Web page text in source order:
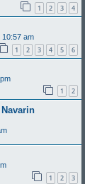
1 2 3 4
10:57 am
1 2 3 4 5 6
1 2
1 2 3